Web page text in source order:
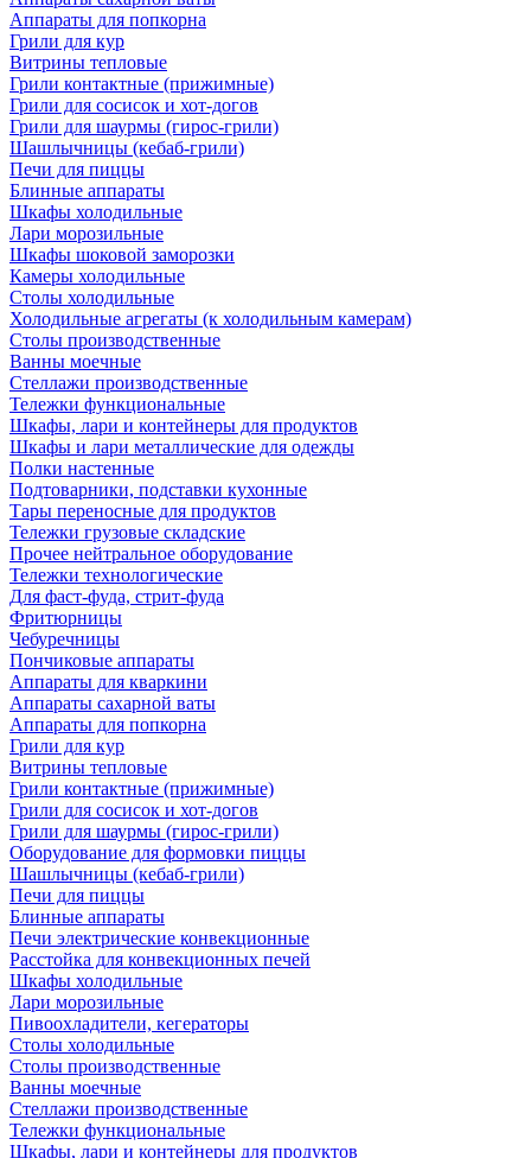
Аппараты для попкорна
Грили для кур
Витрины тепловые
Грили контактные (прижимные)
Грили для сосисок и хот-догов
Грили для шаурмы (гирос-грили)
Шашлычницы (кебаб-грили)
Печи для пиццы
Блинные аппараты
Шкафы холодильные
Лари морозильные
Шкафы шоковой заморозки
Камеры холодильные
Столы холодильные
Холодильные агрегаты (к холодильным камерам)
Столы производственные
Ванны моечные
Стеллажи производственные
Тележки функциональные
Шкафы, лари и контейнеры для продуктов
Шкафы и лари металлические для одежды
Полки настенные
Подтоварники, подставки кухонные
Тары переносные для продуктов
Тележки грузовые складские
Прочее нейтральное оборудование
Тележки технологические
Для фаст-фуда, стрит-фуда
Фритюрницы
Чебуречницы
Пончиковые аппараты
Аппараты для кваркини
Аппараты сахарной ваты
Аппараты для попкорна
Грили для кур
Витрины тепловые
Грили контактные (прижимные)
Грили для сосисок и хот-догов
Грили для шаурмы (гирос-грили)
Оборудование для формовки пиццы
Шашлычницы (кебаб-грили)
Печи для пиццы
Блинные аппараты
Печи электрические конвекционные
Расстойка для конвекционных печей
Шкафы холодильные
Лари морозильные
Пивоохладители, кегераторы
Столы холодильные
Столы производственные
Ванны моечные
Стеллажи производственные
Тележки функциональные
Шкафы, лари и контейнеры для продуктов